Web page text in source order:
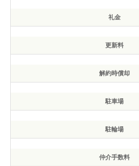
礼金
更新料
解約時償却
駐車場
駐輪場
仲介手数料